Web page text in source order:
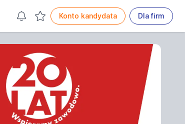
Konto kandydata Dla firm